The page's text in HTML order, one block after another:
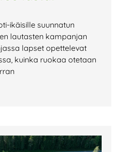
ikäisille suunnatun
lautasten kampanjan
lapset opettelevat
kuinka ruokaa otetaan